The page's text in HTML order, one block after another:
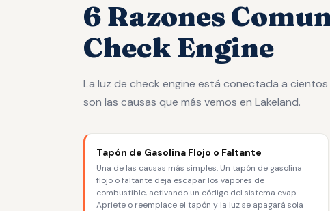
6 Razones
Check Engine
La luz de check engine está conectada a
son las causas que más vemos en Lakeland.
Tapón de Gasolina Flojo o Faltante
Una de las causas más simples. Un tapón de gasolina
flojo o faltante deja escapar los vapores de
combustible, activando un código del sistema evap.
Apriete o reemplace el tapón y la luz se apagará sola